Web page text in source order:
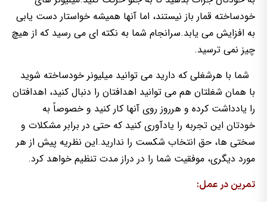
خودساخته قمار باز نیستند، اما آنها همیشه خواستار دست یابی
به افزایش می یابد.سرانجام شما به نکته ای می رسید که از هیچ
چیز نمی ترسید.
شما با هرشغلی که دارید می توانید میلیونر خودساخته شوید
با همان شغلتان هم می توانید اهدافتان را دنبال کنید، اهدافتان
را یادداشت کرده و هرروز روی آنها کار کنید و خصوصاً به
خودتان این تجربه را یادآوری کنید که حتی در برابر مشکلات و
سختی ها، حق انتخاب شکست را ندارید.این نظریه پیش از هر
مورد دیگری، موفقیت شما را در دراز مدت تنظیم خواهد کرد.
تمرین در عمل: